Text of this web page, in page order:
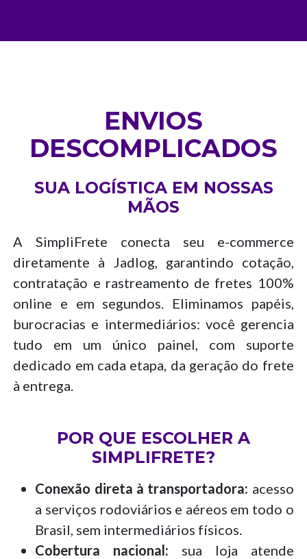
ENVIOS
DESCOMPLICADOS
SUA LOGÍSTICA EM NOSSAS
MÃOS
A SimpliFrete conecta seu e-commerce
diretamente à Jadlog, garantindo cotação,
contratação e rastreamento de fretes 100%
online e em segundos. Eliminamos papéis,
burocracias e intermediários: você gerencia
tudo em um único painel, com suporte
dedicado em cada etapa, da geração do frete
à entrega.
POR QUE ESCOLHER A
SIMPLIFRETE?
Conexão direta à transportadora: acesso
a serviços rodoviários e aéreos em todo o
Brasil, sem intermediários físicos.
Cobertura nacional: sua loja atende